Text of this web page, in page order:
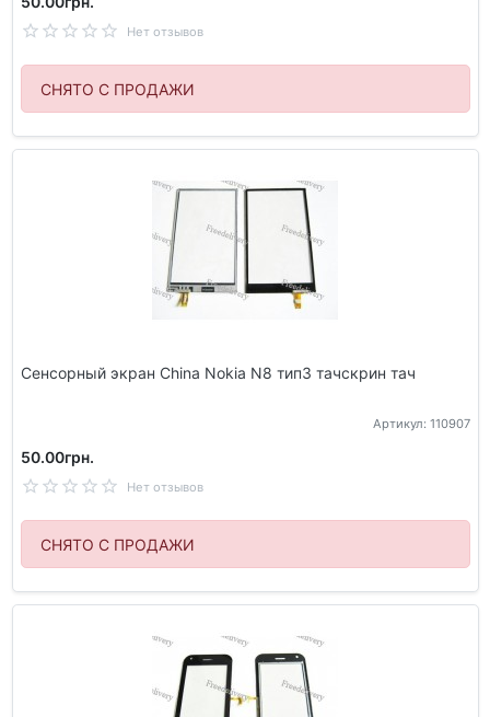
Нет отзывов
СНЯТО С ПРОДАЖИ
Сенсорный экран China Nokia N8 тип3 тачскрин тач
Артикул: 110907
50.00грн.
Нет отзывов
СНЯТО С ПРОДАЖИ